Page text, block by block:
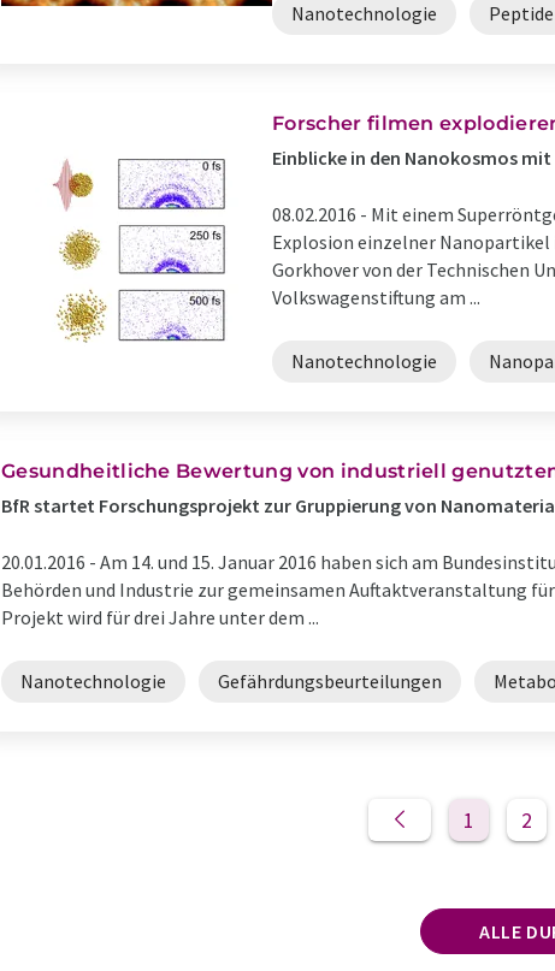
Nanotechnologie Peptide
Forscher filmen
Einblicke in den Nanokosmos
08.02.2016 - Mit einem
Explosion einzelner
Gorkhover von der Technischen
Volkswagenstiftung am ...
Nanotechnologie
Gesundheitliche Bewertung von industriell
BfR startet Forschungsprojekt zur Gruppierung von
20.01.2016 - Am 14. und 15. Januar 2016 haben sich am
Behörden und Industrie zur gemeinsamen Auftaktveranstaltung
Projekt wird für drei Jahre unter dem ...
Nanotechnologie Gefährdungsbeurteilungen
1 2
ALLE